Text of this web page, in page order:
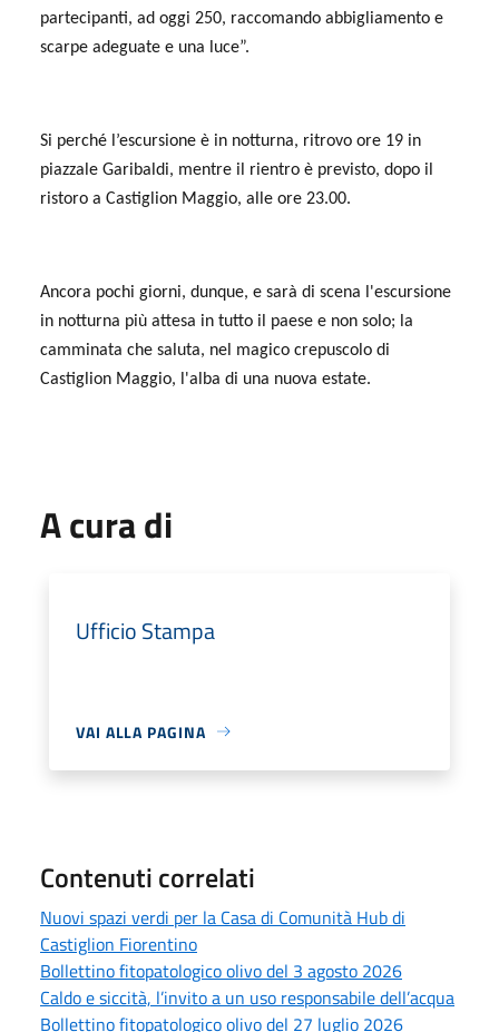
partecipanti, ad oggi 250, raccomando abbigliamento e
scarpe adeguate e una luce”.
Si perché l’escursione è in notturna, ritrovo ore 19 in
piazzale Garibaldi, mentre il rientro è previsto, dopo il
ristoro a Castiglion Maggio, alle ore 23.00.
Ancora pochi giorni, dunque, e sarà di scena l'escursione
in notturna più attesa in tutto il paese e non solo; la
camminata che saluta, nel magico crepuscolo di
Castiglion Maggio, l'alba di una nuova estate.
A cura di
Ufficio Stampa
VAI ALLA PAGINA
Contenuti correlati
Nuovi spazi verdi per la Casa di Comunità Hub di
Castiglion Fiorentino
Bollettino fitopatologico olivo del 3 agosto 2026
Caldo e siccità, l’invito a un uso responsabile dell’acqua
Bollettino fitopatologico olivo del 27 luglio 2026